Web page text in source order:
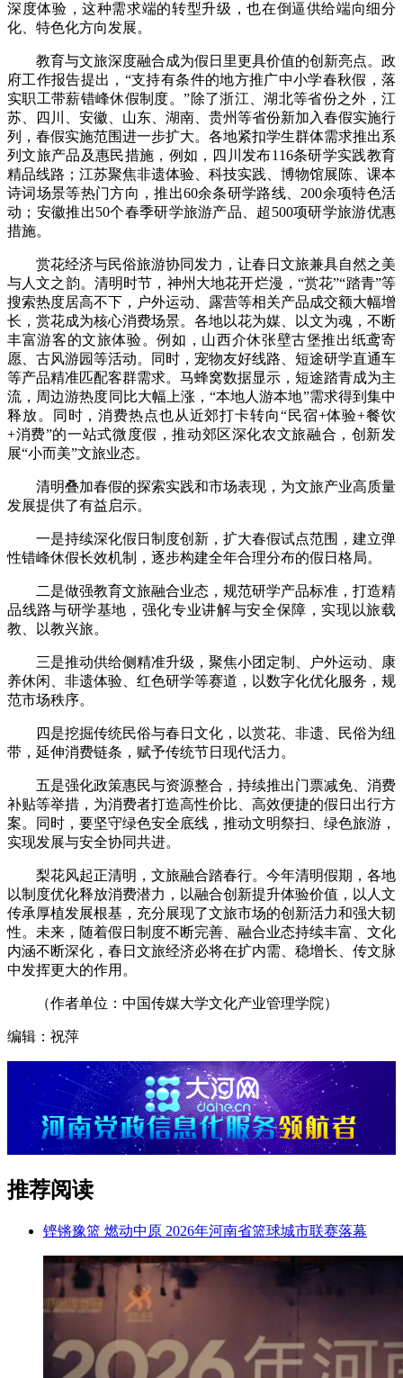
深度体验，这种需求端的转型升级，也在倒逼供给端向细分
化、特色化方向发展。
教育与文旅深度融合成为假日里更具价值的创新亮点。政
府工作报告提出，“支持有条件的地方推广中小学春秋假，落
实职工带薪错峰休假制度。”除了浙江、湖北等省份之外，江
苏、四川、安徽、山东、湖南、贵州等省份新加入春假实施行
列，春假实施范围进一步扩大。各地紧扣学生群体需求推出系
列文旅产品及惠民措施，例如，四川发布116条研学实践教育
精品线路；江苏聚焦非遗体验、科技实践、博物馆展陈、课本
诗词场景等热门方向，推出60余条研学路线、200余项特色活
动；安徽推出50个春季研学旅游产品、超500项研学旅游优惠
措施。
赏花经济与民俗旅游协同发力，让春日文旅兼具自然之美
与人文之韵。清明时节，神州大地花开烂漫，“赏花”“踏青”等
搜索热度居高不下，户外运动、露营等相关产品成交额大幅增
长，赏花成为核心消费场景。各地以花为媒、以文为魂，不断
丰富游客的文旅体验。例如，山西介休张壁古堡推出纸鸢寄
愿、古风游园等活动。同时，宠物友好线路、短途研学直通车
等产品精准匹配客群需求。马蜂窝数据显示，短途踏青成为主
流，周边游热度同比大幅上涨，“本地人游本地”需求得到集中
释放。同时，消费热点也从近郊打卡转向“民宿+体验+餐饮
+消费”的一站式微度假，推动郊区深化农文旅融合，创新发
展“小而美”文旅业态。
清明叠加春假的探索实践和市场表现，为文旅产业高质量
发展提供了有益启示。
一是持续深化假日制度创新，扩大春假试点范围，建立弹
性错峰休假长效机制，逐步构建全年合理分布的假日格局。
二是做强教育文旅融合业态，规范研学产品标准，打造精
品线路与研学基地，强化专业讲解与安全保障，实现以旅载
教、以教兴旅。
三是推动供给侧精准升级，聚焦小团定制、户外运动、康
养休闲、非遗体验、红色研学等赛道，以数字化优化服务，规
范市场秩序。
四是挖掘传统民俗与春日文化，以赏花、非遗、民俗为纽
带，延伸消费链条，赋予传统节日现代活力。
五是强化政策惠民与资源整合，持续推出门票减免、消费
补贴等举措，为消费者打造高性价比、高效便捷的假日出行方
案。同时，要坚守绿色安全底线，推动文明祭扫、绿色旅游，
实现发展与安全协同共进。
梨花风起正清明，文旅融合踏春行。今年清明假期，各地
以制度优化释放消费潜力，以融合创新提升体验价值，以人文
传承厚植发展根基，充分展现了文旅市场的创新活力和强大韧
性。未来，随着假日制度不断完善、融合业态持续丰富、文化
内涵不断深化，春日文旅经济必将在扩内需、稳增长、传文脉
中发挥更大的作用。
（作者单位：中国传媒大学文化产业管理学院）
编辑：祝萍
推荐阅读
铿锵豫篮 燃动中原 2026年河南省篮球城市联赛落幕